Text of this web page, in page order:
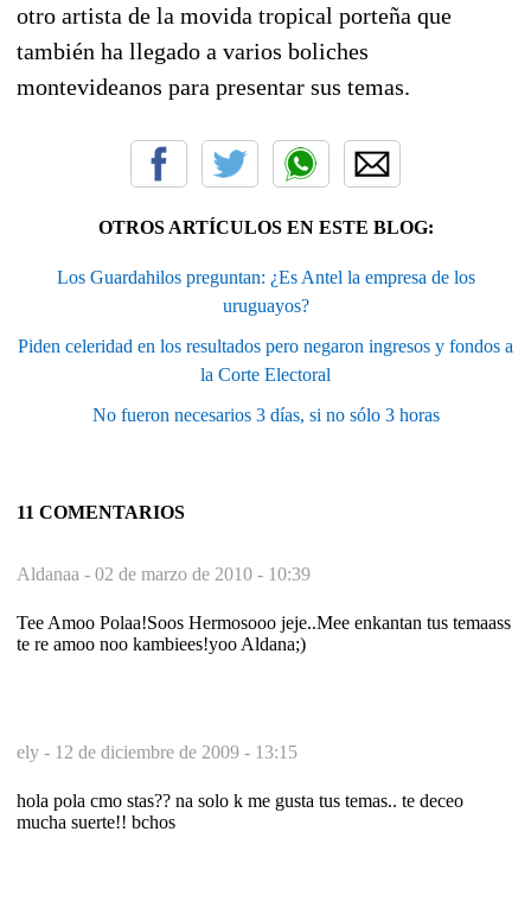
otro artista de la movida tropical porteña que
también ha llegado a varios boliches
montevideanos para presentar sus temas.
OTROS ARTÍCULOS EN ESTE BLOG:
Los Guardahilos preguntan: ¿Es Antel la empresa de los
uruguayos?
Piden celeridad en los resultados pero negaron ingresos y fondos a
la Corte Electoral
No fueron necesarios 3 días, si no sólo 3 horas
11 COMENTARIOS
Aldanaa - 02 de marzo de 2010 - 10:39
Tee Amoo Polaa!Soos Hermosooo jeje..Mee enkantan tus temaass
te re amoo noo kambiees!yoo Aldana;)
ely - 12 de diciembre de 2009 - 13:15
hola pola cmo stas?? na solo k me gusta tus temas.. te deceo
mucha suerte!! bchos